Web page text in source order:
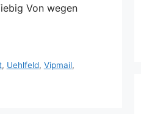
Von wegen
, Uehlfeld, Vipmail,